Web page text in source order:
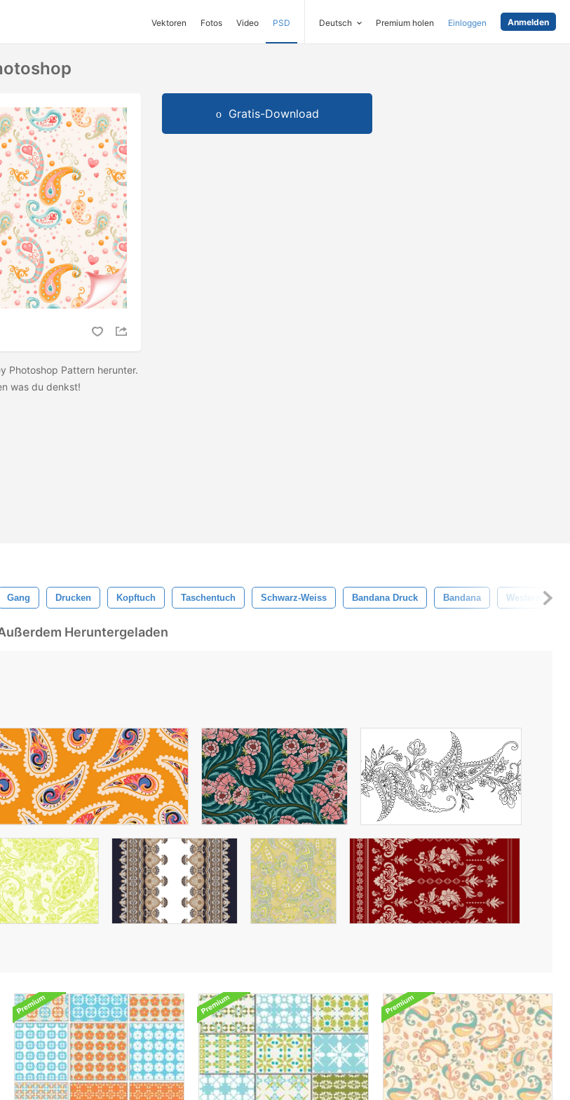
Vektoren Fotos Video PSD Deutsch Premium holen Einloggen Anmelden
Photoshop Pattern herunter.
was du denkst!
Gratis-Download
Gang Drucken Kopftuch Taschentuch Schwarz-Weiss Bandana Druck Bandana Western
Heruntergeladen